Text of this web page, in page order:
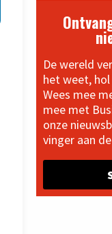
De wereld
het weet,
Wees mee
mee met
onze
vinger aan